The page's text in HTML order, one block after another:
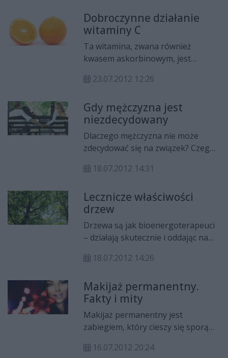
się tą wiedzą z tobą.
Dobroczynne działanie
witaminy C
Ta witamina, zwana również
kwasem askorbinowym, jest
powoduje szkorbut. Witamina C
rozpuszczalnych w wodzie.
Dowiedzmy się o niej więcej, by
prawidłowo włączyć ją do naszej
diety.
23.07.2012 12:26
Gdy mężczyzna jest
niezdecydowany
Dlaczego mężczyzna nie może
zdecydować się na związek? Czego
bez kobiety u boku? Na te pytania
artykule.
18.07.2012 14:31
Lecznicze właściwości
drzew
Drzewa są jak bioenergoterapeuci
– działają skutecznie i oddając nam
spacer po lesie wprawia nas w
i uspokaja. Weź głęboki oddech,
przytul się do drzewa i poczuj, jak
obdarza cię uzdrawiającą mocą. To
działa!
18.07.2012 14:26
Makijaż permanentny.
Fakty i mity
Makijaż permanentny jest
zabiegiem, który cieszy się sporą
na podkreślenie zalet i ukrycie
16.07.2012 20:24